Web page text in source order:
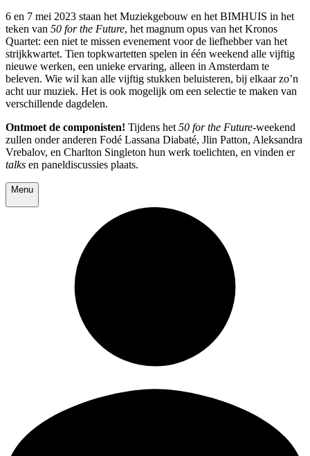
6 en 7 mei 2023 staan het Muziekgebouw en het BIMHUIS in het
teken van 50 for the Future, het magnum opus van het Kronos
Quartet: een niet te missen evenement voor de liefhebber van het
strijkkwartet. Tien topkwartetten spelen in één weekend alle vijftig
nieuwe werken, een unieke ervaring, alleen in Amsterdam te
beleven. Wie wil kan alle vijftig stukken beluisteren, bij elkaar zo’n
acht uur muziek. Het is ook mogelijk om een selectie te maken van
verschillende dagdelen.
Ontmoet de componisten! Tijdens het 50 for the Future-weekend
zullen onder anderen Fodé Lassana Diabaté, Jlin Patton, Aleksandra
Vrebalov, en Charlton Singleton hun werk toelichten, en vinden er
talks en paneldiscussies plaats.
Menu